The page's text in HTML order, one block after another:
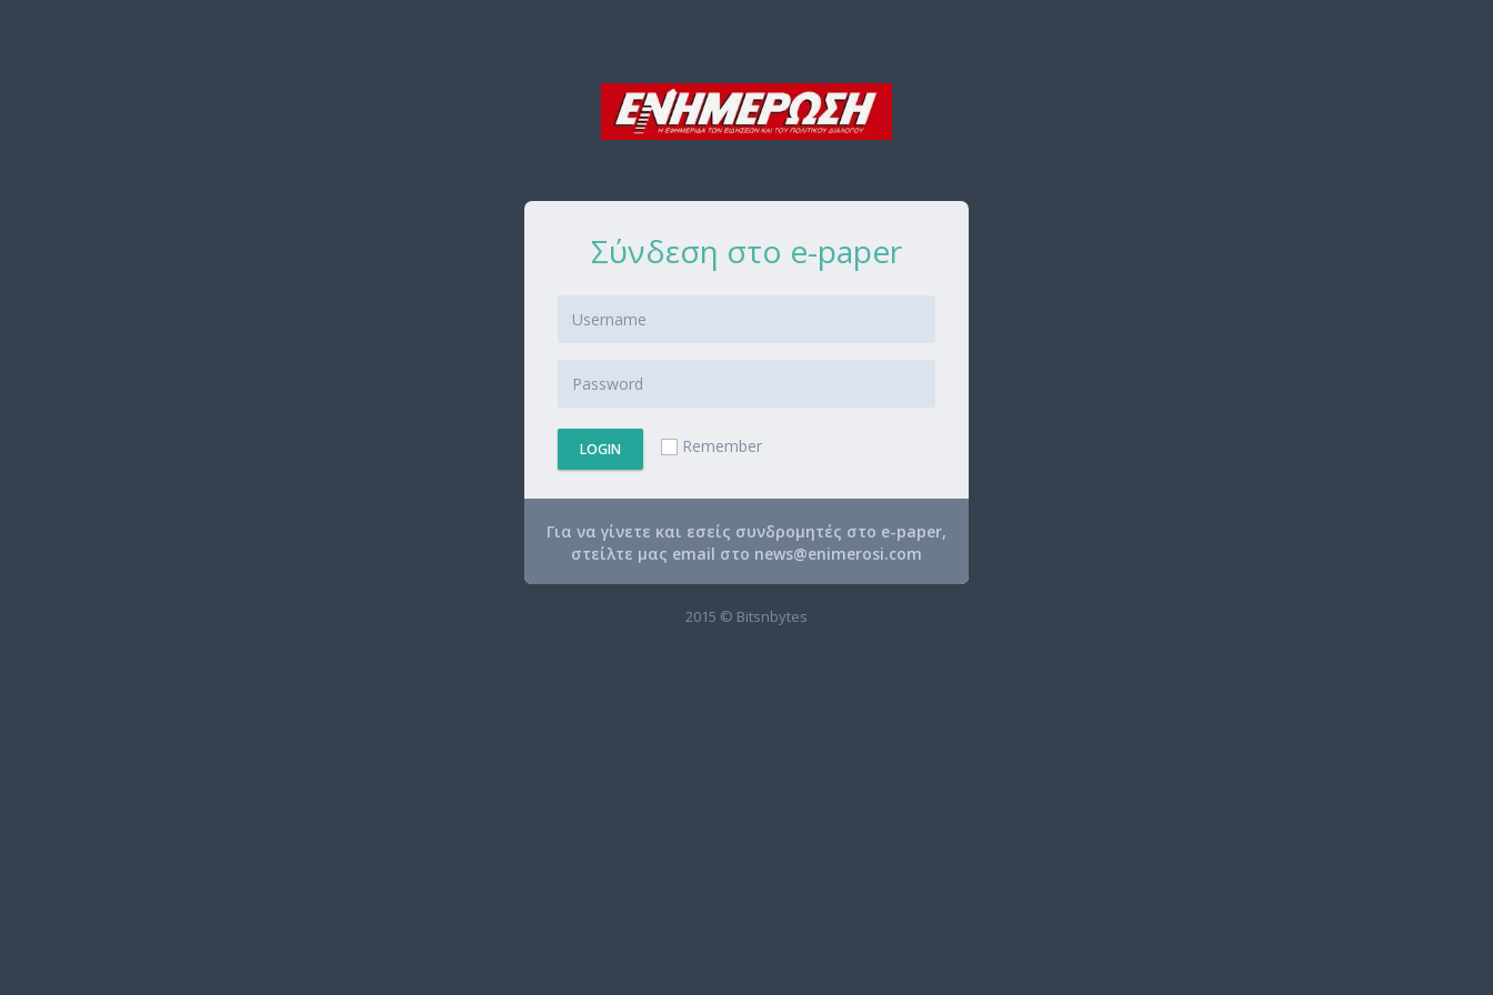
Σύνδεση στο e-paper
LOGIN Remember
Για να γίνετε και εσείς συνδρομητές στο e-paper,
στείλτε μας email στο news@enimerosi.com
2015 © Bitsnbytes